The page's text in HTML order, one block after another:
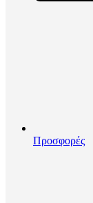
Προσφορές